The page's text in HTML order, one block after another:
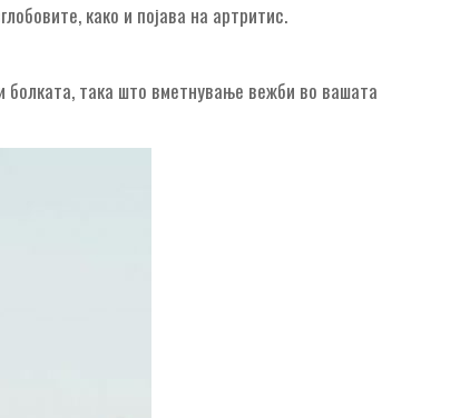
како и појава на артритис.
така што вметнување вежби во вашата